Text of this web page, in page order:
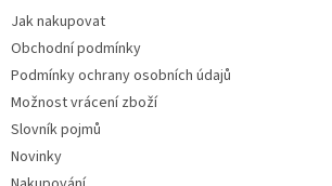
Jak nakupovat
Obchodní podmínky
Podmínky ochrany osobních údajů
Možnost vrácení zboží
Slovník pojmů
Novinky